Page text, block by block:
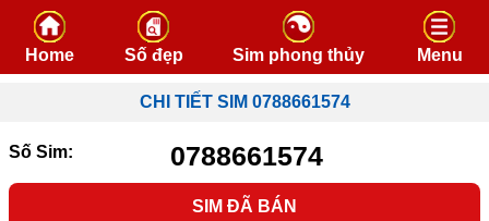
Skip to content
Home Số đẹp Sim phong thủy Menu
CHI TIẾT SIM 0788661574
Số Sim: 0788661574
SIM ĐÃ BÁN